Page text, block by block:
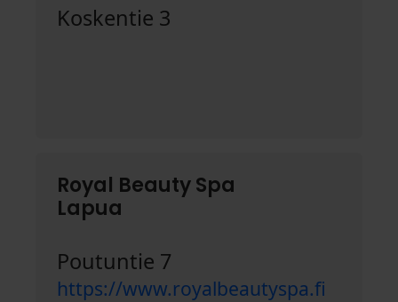
Koskentie 3
Royal Beauty Spa
Lapua
Poutuntie 7
https://www.royalbeautyspa.fi